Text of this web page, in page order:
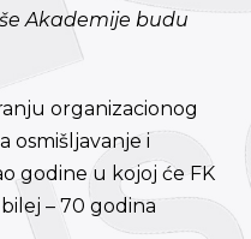
Akademije budu
organizacionog
osmišljavanje i
godine u kojoj će FK
– 70 godina